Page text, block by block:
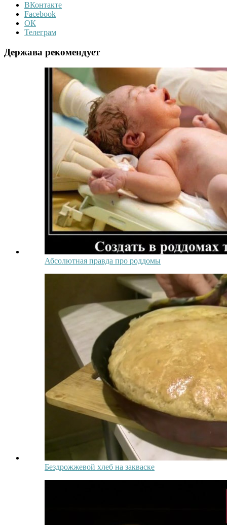
ВКонтакте
Facebook
ОК
Телеграм
Держава рекомендует
Абсолютная правда про роддомы
Бездрожжевой хлеб на закваске